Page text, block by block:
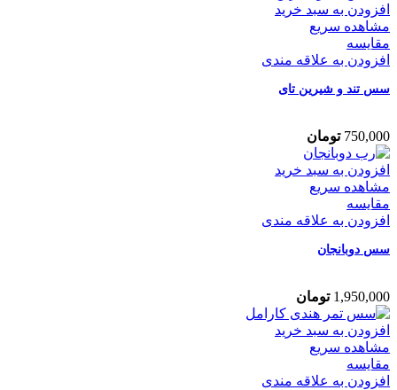
افزودن به سبد خرید
مشاهده سریع
مقایسه
افزودن به علاقه مندی
سس تند و شیرین تای
750,000 تومان
افزودن به سبد خرید
مشاهده سریع
مقایسه
افزودن به علاقه مندی
سس دوبانجان
1,950,000 تومان
افزودن به سبد خرید
مشاهده سریع
مقایسه
افزودن به علاقه مندی